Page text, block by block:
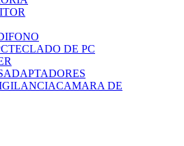
TECLADO DE PC
ADAPTADORES
CAMARA DE